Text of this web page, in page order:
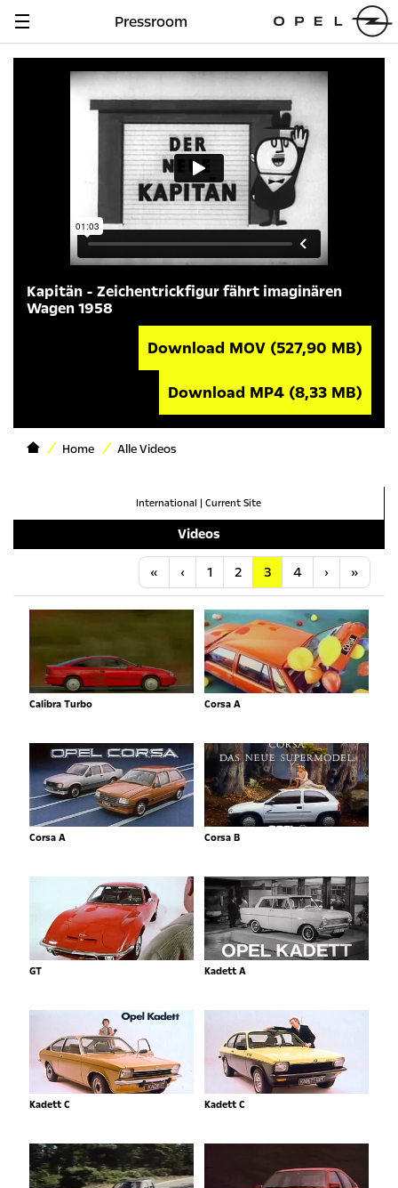
Navigation
Pressroom
Kapitän - Zeichentrickfigur fährt imaginären
Wagen 1958
Download MOV (527,90 MB)
Download MP4 (8,33 MB)
Home Alle Videos
International | Current Site
Videos
« Anfang
‹ Vorherige
1 2 3 4 ›Nächste
»
Calibra Turbo Corsa A
Corsa A Corsa B
GT Kadett A
Kadett C Kadett C